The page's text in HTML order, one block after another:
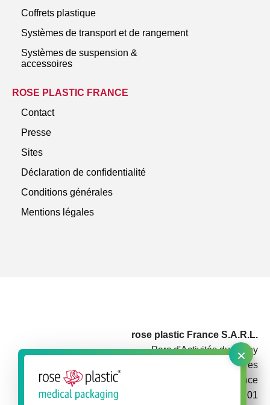
×
rose plastic France S.A.R.L.
Parc d'Activités du Rotey
73460 Notre Dame des Millières
France
+33 479 3848 01
Coffrets plastique
Systèmes de transport et de rangement
Systèmes de suspension &
accessoires
ROSE PLASTIC FRANCE
Contact
Presse
Sites
Déclaration de confidentialité
Conditions générales
Mentions légales